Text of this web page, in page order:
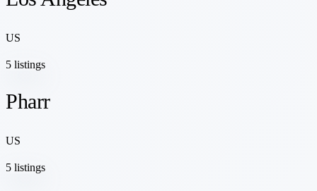
US
5 listings
Pharr
US
5 listings